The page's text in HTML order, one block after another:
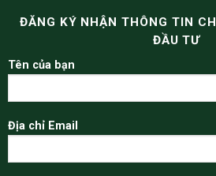
ĐĂNG KÝ NHẬN THÔNG TIN
ĐẦU TƯ
Tên của bạn
Địa chỉ Email